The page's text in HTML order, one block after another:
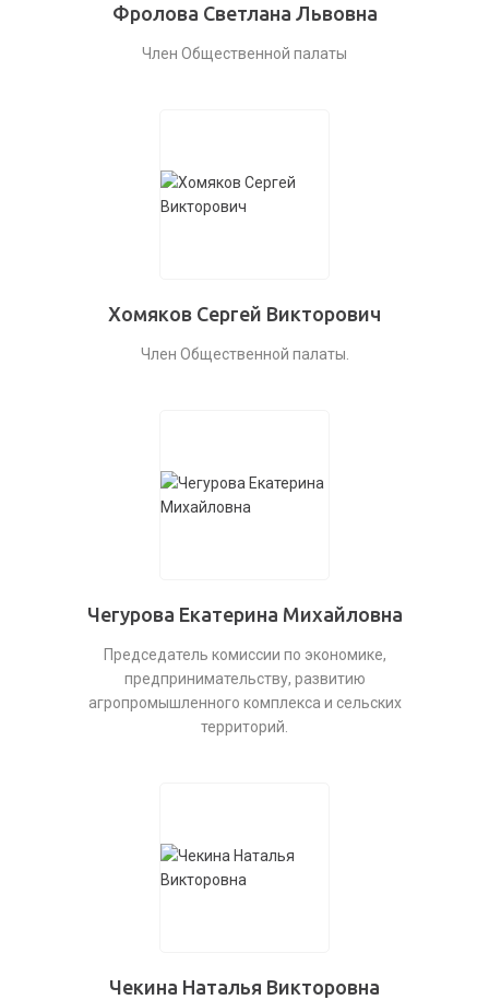
Фролова Светлана Львовна
Член Общественной палаты
Хомяков Сергей Викторович
Член Общественной палаты.
Чегурова Екатерина Михайловна
Председатель комиссии по экономике,
предпринимательству, развитию
агропромышленного комплекса и сельских
территорий.
Чекина Наталья Викторовна